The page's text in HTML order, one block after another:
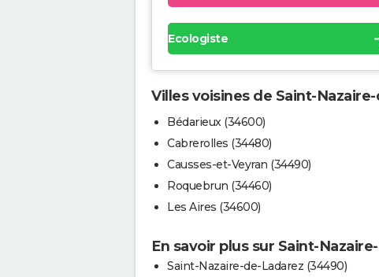
Ecologiste
Villes voisines de Saint-
Bédarieux (34600)
Cabrerolles (34480)
Causses-et-Veyran (34490)
Roquebrun (34460)
Les Aires (34600)
En savoir plus sur Saint-
Saint-Nazaire-de-Ladarez (34490)